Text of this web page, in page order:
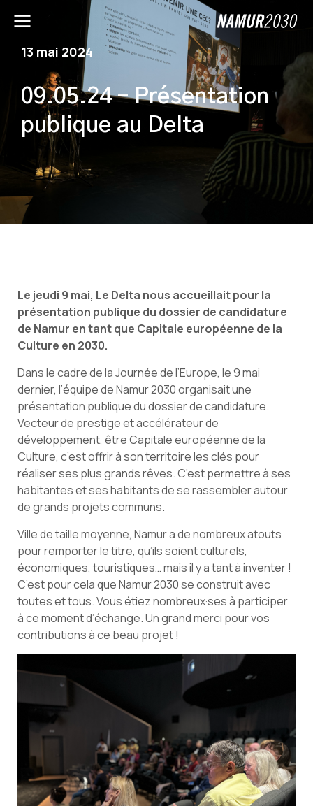
13 mai 2024
09.05.24 – Présentation
publique au Delta
Le jeudi 9 mai, Le Delta nous accueillait pour la
présentation publique du dossier de candidature
de Namur en tant que Capitale européenne de la
Culture en 2030.
Dans le cadre de la Journée de l’Europe, le 9 mai
dernier, l’équipe de Namur 2030 organisait une
présentation publique du dossier de candidature.
Vecteur de prestige et accélérateur de
développement, être Capitale européenne de la
Culture, c’est offrir à son territoire les clés pour
réaliser ses plus grands rêves. C’est permettre à ses
habitantes et ses habitants de se rassembler autour
de grands projets communs.
Ville de taille moyenne, Namur a de nombreux atouts
pour remporter le titre, qu’ils soient culturels,
économiques, touristiques… mais il y a tant à inventer !
C’est pour cela que Namur 2030 se construit avec
toutes et tous. Vous étiez nombreux·ses à participer
à ce moment d’échange. Un grand merci pour vos
contributions à ce beau projet !